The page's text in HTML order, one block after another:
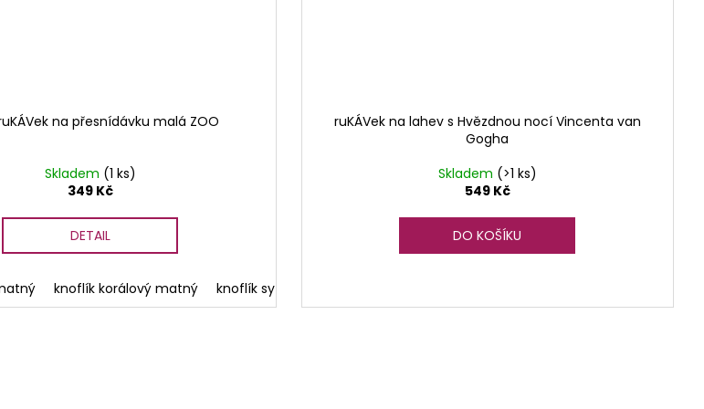
světlezelený lesklý knoflík s modrým krystalem
na přesnídávku malá ZOO
Skladem (1 ks)
349 Kč
DETAIL
knoflík korálový matný knoflík sytězelený lesklý
ruKÁVek na lahev s Hvězdnou nocí Vincenta van
Gogha
Skladem (>1 ks)
549 Kč
DO KOŠÍKU